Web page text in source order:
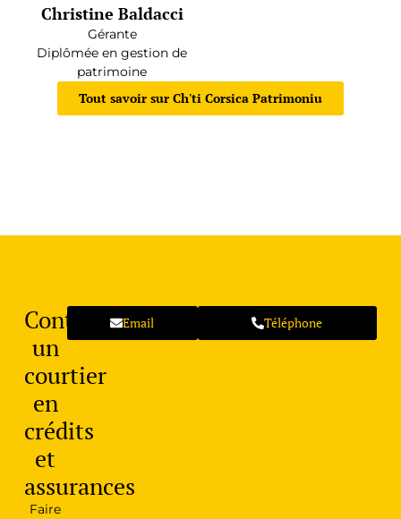
Christine Baldacci
Gérante
Diplômée en gestion de
patrimoine
Tout savoir sur Ch'ti Corsica Patrimoniu
Contactez
un
courtier
en
crédits
et
assurances
Faire
Email Téléphone